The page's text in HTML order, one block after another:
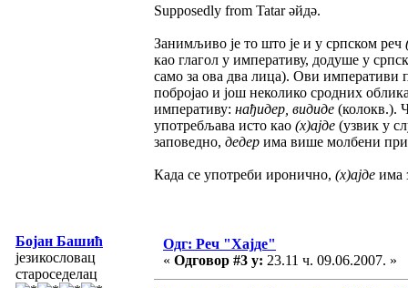
Supposedly from Tatar әйдә.
Занимљиво је то што је и у српском реч
као глагол у императиву, додуше у
само за ова два лица). Ови императиви
побројао и још неколико сродних
императиву: нађидер, видиде (колокв.).
употребљава исто као (х)ајде (узвик у
заповедно, дедер има више молбени
Када се употреби иронично, (х)ајде има
Бојан Башић
језикословац
староседелац
Одг: Реч "Хајде"
« Одговор #3 у: 23.11 ч. 09.06.2007. »